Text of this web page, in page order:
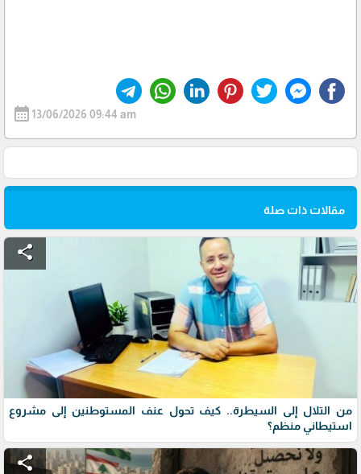
calendar_month 13/06/2026 09:44 am
مقالات ذات صلة
share
من التلال إلى السيطرة.. كيف تحول عنف المستوطنين إلى مشروع
استيطاني منظم؟
share